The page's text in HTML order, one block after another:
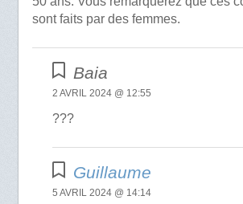
sont faits par des femmes.
Baia
2 AVRIL 2024 @ 12:55
???
Guillaume
5 AVRIL 2024 @ 14:14